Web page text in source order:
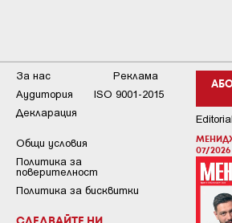
Editorial
07/2026
За нас
Реклама
Аудитория
ISO 9001-2015
Декларация
Общи условия
Пoлитикa зa
пoвepитeлнocт
Политика за бисквитки